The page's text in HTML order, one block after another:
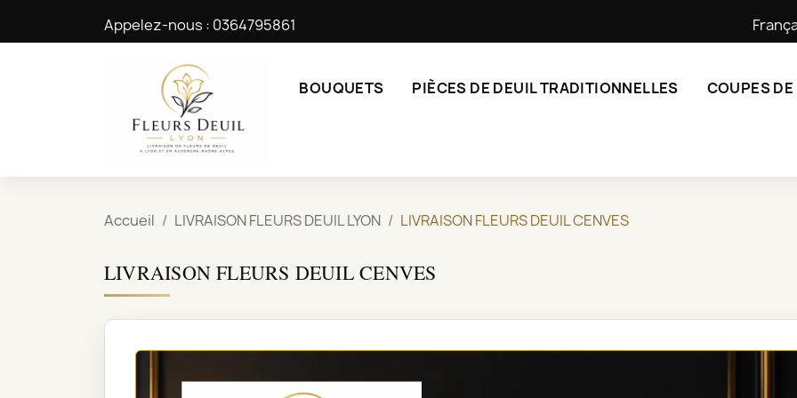
Appelez-nous : 0364795861
BOUQUETS PIÈCES DE DEUIL TRADITIONNELLES COUPES
Accueil LIVRAISON FLEURS DEUIL LYON LIVRAISON FLEURS DEUIL CENVES
LIVRAISON FLEURS DEUIL CENVES